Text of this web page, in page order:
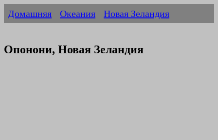
Домашняя Океания Новая Зеландия
Опонони, Новая Зеландия